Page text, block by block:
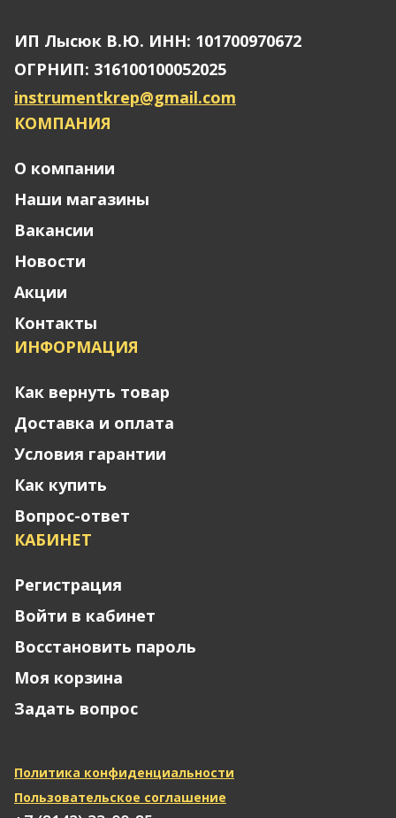
ИП Лысюк В.Ю. ИНН: 101700970672
ОГРНИП: 316100100052025
instrumentkrep@gmail.com
КОМПАНИЯ
О компании
Наши магазины
Вакансии
Новости
Акции
Контакты
ИНФОРМАЦИЯ
Как вернуть товар
Доставка и оплата
Условия гарантии
Как купить
Вопрос-ответ
КАБИНЕТ
Регистрация
Войти в кабинет
Восстановить пароль
Моя корзина
Задать вопрос
Политика конфиденциальности
Пользовательское соглашение